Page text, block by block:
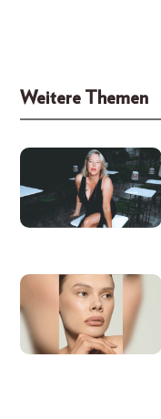
Weitere Themen